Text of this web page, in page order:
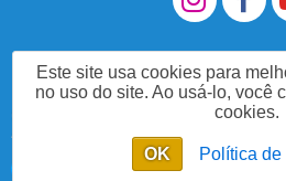
Enviar mensagem
Me Chame no WhatsApp
Este site usa cookies para
no uso do site. Ao usá-lo, você
cookies.
OK Política